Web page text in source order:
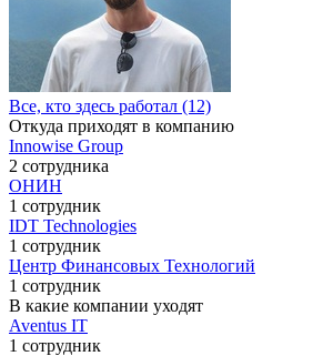
Все, кто здесь работал (12)
Откуда приходят в компанию
Innowise Group
2 сотрудника
ОНИН
1 сотрудник
IDT Technologies
1 сотрудник
Центр Финансовых Технологий
1 сотрудник
В какие компании уходят
Aventus IT
1 сотрудник